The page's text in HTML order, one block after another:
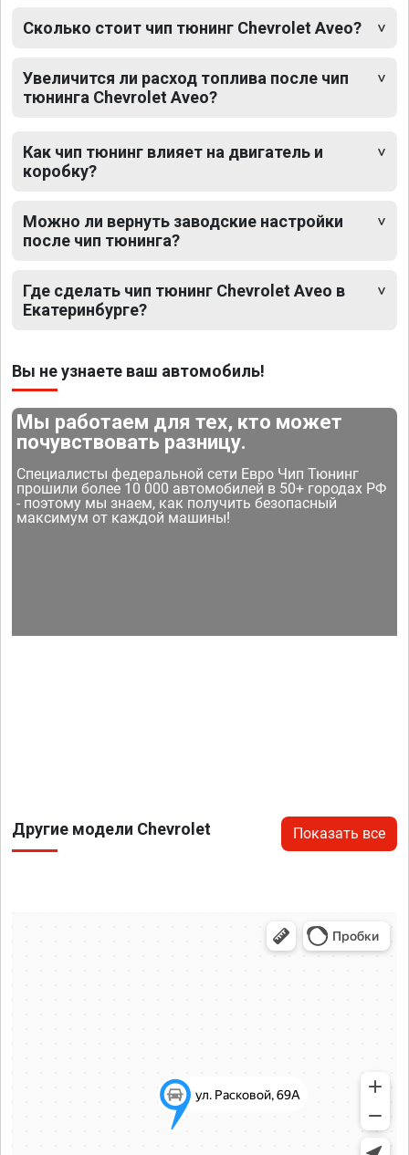
Сколько стоит чип тюнинг Chevrolet Aveo?
Увеличится ли расход топлива после чип
тюнинга Chevrolet Aveo?
Как чип тюнинг влияет на двигатель и
коробку?
Можно ли вернуть заводские настройки
после чип тюнинга?
Где сделать чип тюнинг Chevrolet Aveo в
Екатеринбурге?
Вы не узнаете ваш автомобиль!
Мы работаем для тех, кто может
почувствовать разницу.
Специалисты федеральной сети Евро Чип Тюнинг
прошили более 10 000 автомобилей в 50+ городах РФ
- поэтому мы знаем, как получить безопасный
максимум от каждой машины!
Другие модели Chevrolet Показать все